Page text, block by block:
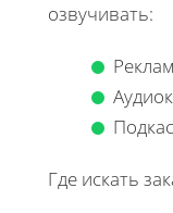
озвучивать:
Где искать